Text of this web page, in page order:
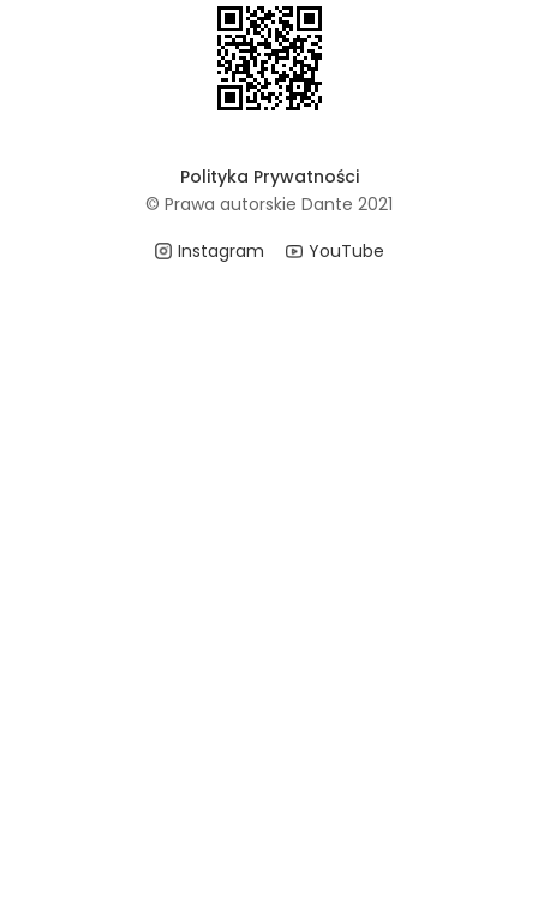
Polityka Prywatności
© Prawa autorskie Dante 2021
Instagram
YouTube